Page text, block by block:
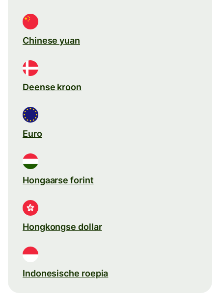
Chinese yuan
Deense kroon
Euro
Hongaarse forint
Hongkongse dollar
Indonesische roepia